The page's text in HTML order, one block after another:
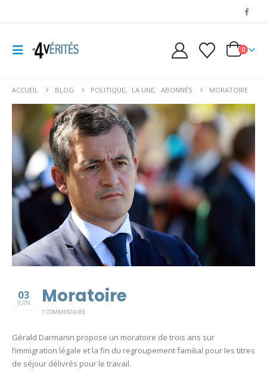
0
ACCUEIL BLOG POLITIQUE, LA UNE, ABONNÉS MORATOIRE
03
JUIN Moratoire
1 COMMENTAIRE
Gérald Darmanin propose un moratoire de trois ans sur
l’immigration légale et la fin du regroupement familial pour les titres
de séjour délivrés pour le travail.